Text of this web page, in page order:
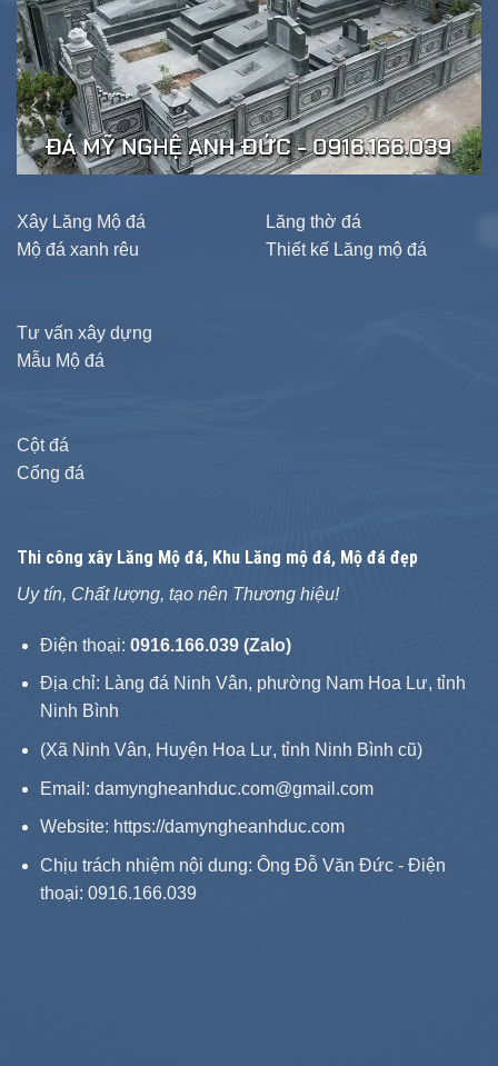
Xây Lăng Mộ đá
Mộ đá xanh rêu
Lăng thờ đá
Thiết kế Lăng mộ đá
Tư vấn xây dựng
Mẫu Mộ đá
Cột đá
Cổng đá
Thi công xây Lăng Mộ đá, Khu Lăng mộ đá, Mộ đá đẹp
Uy tín, Chất lượng, tạo nên Thương hiệu!
Điện thoại: 0916.166.039 (Zalo)
Địa chỉ: Làng đá Ninh Vân, phường Nam Hoa Lư, tỉnh
Ninh Bình
(Xã Ninh Vân, Huyện Hoa Lư, tỉnh Ninh Bình cũ)
Email: damyngheanhduc.com@gmail.com
Website: https://damyngheanhduc.com
Chịu trách nhiệm nội dung: Ông Đỗ Văn Đức - Điện
thoại: 0916.166.039